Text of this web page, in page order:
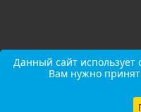
Данный сайт использует
Вам нужно